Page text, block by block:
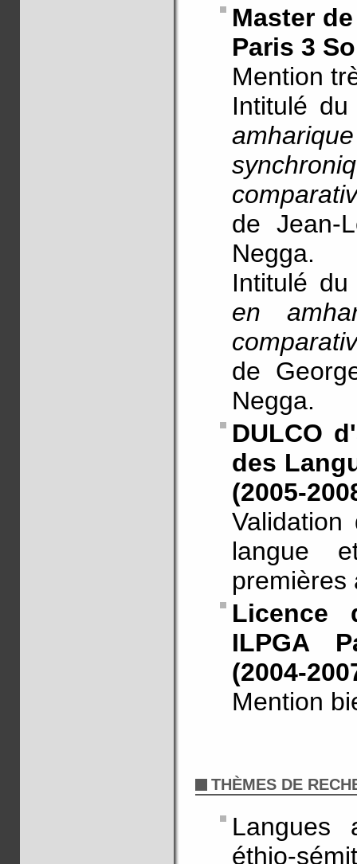
Master
Paris 3
Mention
Intitulé
de Jean-
Negga.
Intitulé
en
de
Negga.
DULCO
des
(2005-
langue
premières
Licence
ILPGA
(2004-
Mention
THÈMES DE
Langues
éthio-